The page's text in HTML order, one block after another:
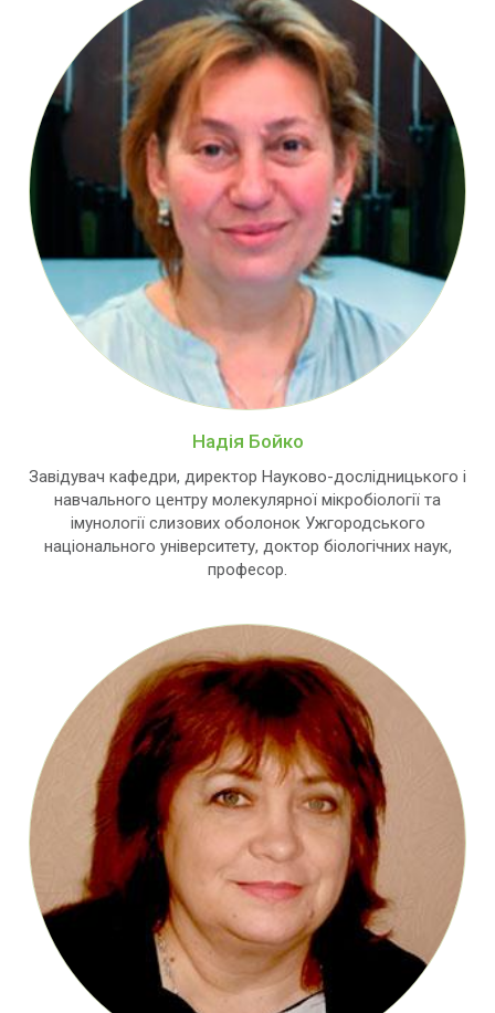
Надія Бойко
Завідувач кафедри, директор Науково-дослідницького і
навчального центру молекулярної мікробіології та
імунології слизових оболонок Ужгородського
національного університету, доктор біологічних наук,
професор.